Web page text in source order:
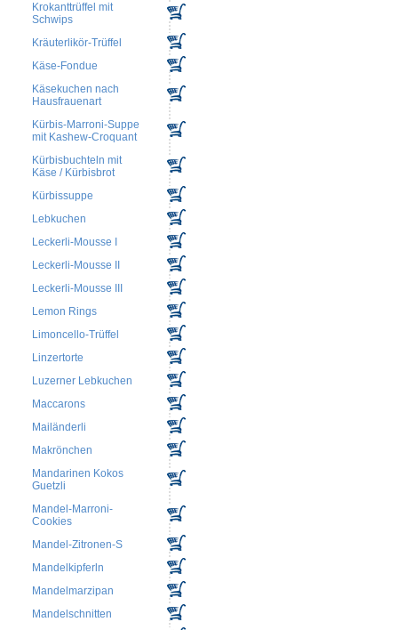
Krokanttrüffel mit
Schwips
Kräuterlikör-Trüffel
Käse-Fondue
Käsekuchen nach
Hausfrauenart
Kürbis-Marroni-Suppe
mit Kashew-Croquant
Kürbisbuchteln mit
Käse / Kürbisbrot
Kürbissuppe
Lebkuchen
Leckerli-Mousse I
Leckerli-Mousse II
Leckerli-Mousse III
Lemon Rings
Limoncello-Trüffel
Linzertorte
Luzerner Lebkuchen
Maccarons
Mailänderli
Makrönchen
Mandarinen Kokos
Guetzli
Mandel-Marroni-
Cookies
Mandel-Zitronen-S
Mandelkipferln
Mandelmarzipan
Mandelschnitten